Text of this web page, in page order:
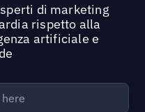
di marketing
rispetto alla
artificiale e